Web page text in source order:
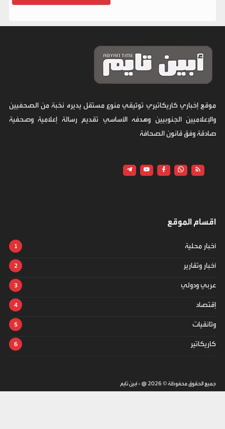
موقع إخباري كاريكاتيري توثيقي منوع مستقل يديره نخبة من الصحفيين
والإعلاميين الجنوبيين وهدفه الأساسي تقديم رسالة إعلامية وصحفية
صادقة وفق قانون الصحافة
اقسام الموقع
أخبار محلية
أخبار وتقارير
عربي ودولي
إقتصاد
وثائقيات
كاريكاتير
جميع الحقوق محفوظة © 2026 @ - أبين تايم